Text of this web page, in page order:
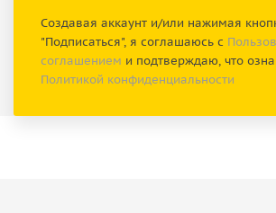
Создавая аккаунт и/или нажимая
"Подписаться", я соглашаюсь с
соглашением и подтверждаю, что
Политикой конфиденциальности